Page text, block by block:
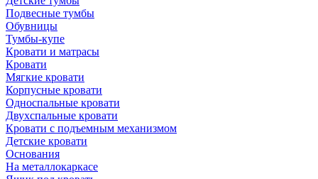
Подвесные тумбы
Обувницы
Тумбы-купе
Кровати и матрасы
Кровати
Мягкие кровати
Корпусные кровати
Односпальные кровати
Двухспальные кровати
Кровати с подъемным механизмом
Детские кровати
Основания
На металлокаркасе